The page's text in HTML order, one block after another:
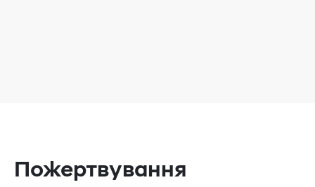
Пожертвування